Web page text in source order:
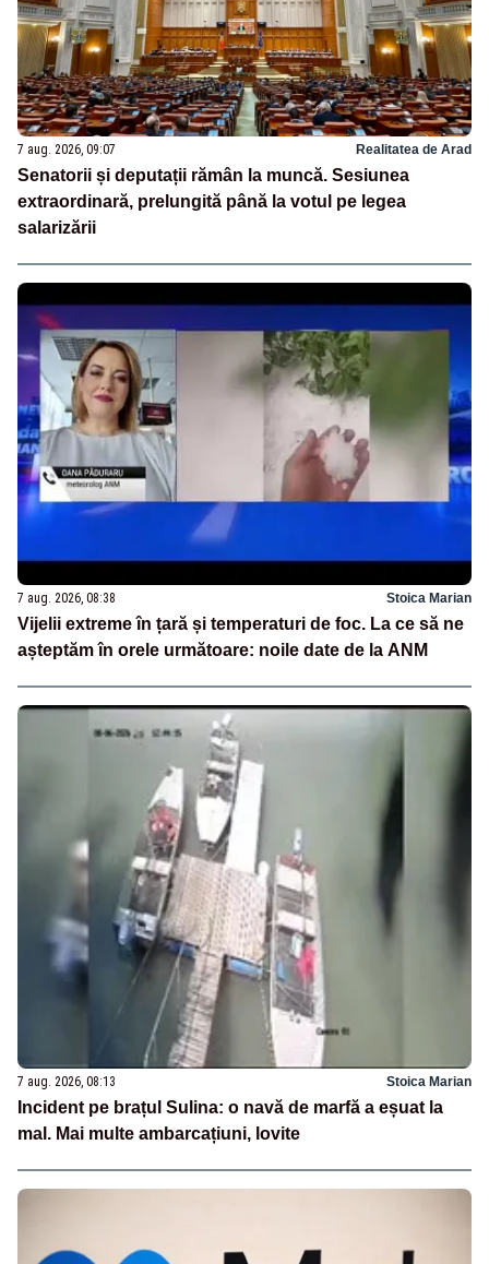
7 aug. 2026, 09:07 Realitatea de Arad
Senatorii și deputații rămân la muncă. Sesiunea
extraordinară, prelungită până la votul pe legea
salarizării
7 aug. 2026, 08:38 Stoica Marian
Vijelii extreme în țară și temperaturi de foc. La ce să ne
așteptăm în orele următoare: noile date de la ANM
7 aug. 2026, 08:13 Stoica Marian
Incident pe brațul Sulina: o navă de marfă a eșuat la
mal. Mai multe ambarcațiuni, lovite